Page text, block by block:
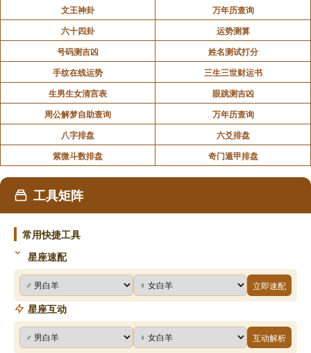
文王神卦
万年历查询
六十四卦
运势测算
号码测吉凶
姓名测试打分
手纹在线运势
三生三世财运书
生男生女清宫表
眼跳测吉凶
周公解梦自助查询
万年历查询
八字排盘
六爻排盘
紫微斗数排盘
奇门遁甲排盘
工具矩阵
常用快捷工具
星座速配
立即速配
星座互动
互动解析